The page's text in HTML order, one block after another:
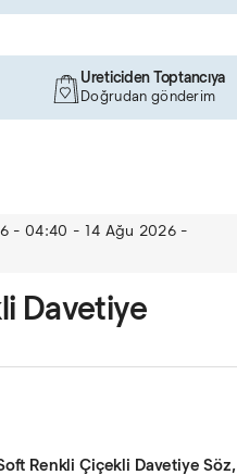
Üreticiden Toptancıya
Doğrudan gönderim
- 04:40 - 14 Ağu 2026 -
Davetiye
Renkli Çiçekli Davetiye Söz,